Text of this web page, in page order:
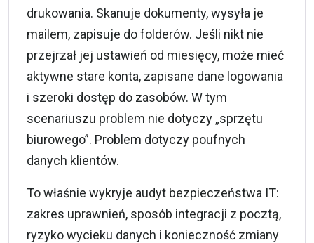
drukowania. Skanuje dokumenty, wysyła je
mailem, zapisuje do folderów. Jeśli nikt nie
przejrzał jej ustawień od miesięcy, może mieć
aktywne stare konta, zapisane dane logowania
i szeroki dostęp do zasobów. W tym
scenariuszu problem nie dotyczy „sprzętu
biurowego”. Problem dotyczy poufnych
danych klientów.
To właśnie wykryje audyt bezpieczeństwa IT:
zakres uprawnień, sposób integracji z pocztą,
ryzyko wycieku danych i konieczność zmiany